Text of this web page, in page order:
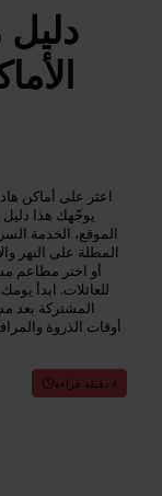
اعثر على أماكن
يوجّهك هذا دليل
الموقع، الخدمة
المطلة على النهر
أو اختر مطاعم
للعائلات. ابدأ
المشتركة بعد
أوقات الذروة
٨ دقيقة قراءة